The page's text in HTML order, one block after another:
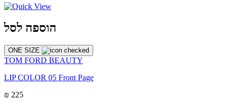
הוספה לסל
ONE SIZE
TOM FORD BEAUTY
LIP COLOR 05 Front Page
₪ 225